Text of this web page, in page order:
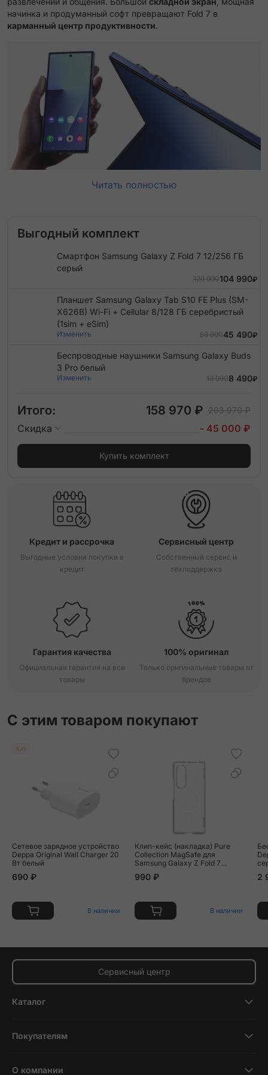
начинка и продуманный софт превращают Fold 7 в
карманный центр продуктивности.
Читать полностью
Выгодный комплект
Смартфон Samsung Galaxy Z Fold 7 12/256 ГБ
серый
104 990₽
129 990
Планшет Samsung Galaxy Tab S10 FE Plus (SM-
X626B) Wi-Fi + Cellular 8/128 ГБ серебристый
(1sim + eSim)
Изменить 45 490₽
59 990
Беспроводные наушники Samsung Galaxy Buds
3 Pro белый
Изменить 8 490₽
13 990
Итого: 158 970 ₽ 203 970 ₽
Скидка - 45 000 ₽
Купить комплект
Кредит и рассрочка
Выгодные условия покупки в
кредит
Сервисный центр
Собственный сервис и
техподдержка
Гарантия качества
Официальная гарантия на все
товары
100% оригинал
Только оригинальные товары от
брендов
С этим товаром покупают
Хит
Сетевое зарядное устройство
Deppa Original Wall Charger 20
Вт белый
690 ₽
В наличии
Клип-кейс (накладка) Pure
Collection MagSafe для
Samsung Galaxy Z Fold 7
прозрачный
990 ₽
В наличии
2
Сервисный центр
Каталог
Планшеты
Покупателям
О компании